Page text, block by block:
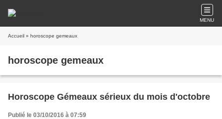
MENU
Accueil » horoscope gemeaux
horoscope gemeaux
Horoscope Gémeaux sérieux du mois d'octobre
Publié le 03/10/2016 à 07:59